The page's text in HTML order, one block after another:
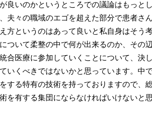
良いのかというところでの議論はもっと
夫々の職域のエゴを超えた部分で患者さ
方というのはあって良いと私自身はそう
ついて柔整の中で何が出来るのか、その
合医療に参加していくことについて、決
いくべきではないかと思っています。中
する特有の技術を持っておりますので、
を有する集団にならなければいけないと